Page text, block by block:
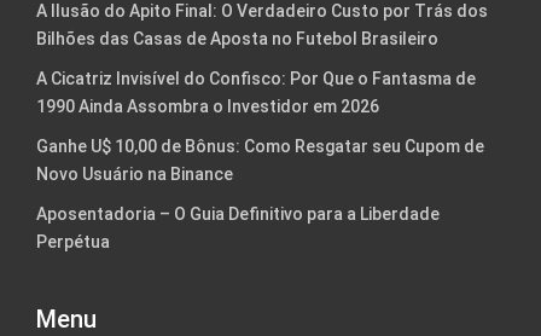
A Ilusão do Apito Final: O Verdadeiro Custo por Trás dos
Bilhões das Casas de Aposta no Futebol Brasileiro
A Cicatriz Invisível do Confisco: Por Que o Fantasma de
1990 Ainda Assombra o Investidor em 2026
Ganhe U$ 10,00 de Bônus: Como Resgatar seu Cupom de
Novo Usuário na Binance
Aposentadoria – O Guia Definitivo para a Liberdade
Perpétua
Menu